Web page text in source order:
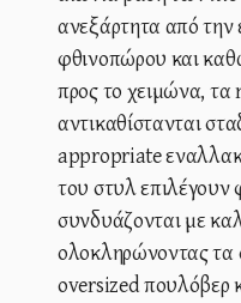
ανεξάρτητα από
φθινοπώρου και
προς το χειμώνα, τα
αντικαθίστανται
appropriate
του στυλ
συνδυάζονται με
ολοκληρώνοντας τα
oversized πουλόβερ